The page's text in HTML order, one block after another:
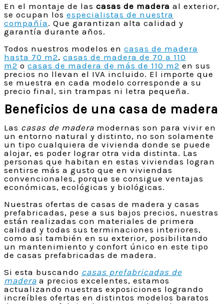
En el montaje de las casas de madera al exterior,
se ocupan los especialistas de nuestra
compañía . Que garantizan alta calidad y
garantía durante años.
Todos nuestros modelos en casas de madera
hasta 70 m2, casas de madera de 70 a 110
m2 o casas de madera de más de 110 m2 en sus
precios no llevan el IVA incluido. El importe que
se muestra en cada modelo corresponde a su
precio final, sin trampas ni letra pequeña.
Beneficios de una casa de madera
Las casas de madera modernas son para vivir en
un entorno natural y distinto, no son solamente
un tipo cualquiera de vivienda donde se puede
alojar, es poder lograr otra vida distinta. Las
personas que habitan en estas viviendas logran
sentirse más a gusto que en viviendas
convencionales, porque se consigue ventajas
económicas, ecológicas y biológicas.
Nuestras ofertas de casas de madera y casas
prefabricadas, pese a sus bajos precios, nuestras
están realizadas con materiales de primera
calidad y todas sus terminaciones interiores,
como asi también en su exterior, posibilitando
un mantenimiento y confort único en este tipo
de casas prefabricadas de madera.
Si esta buscando casas prefabricadas de
madera a precios excelentes, estamos
actualizando nuestras exposiciones logrando
increíbles ofertas en distintos modelos baratos